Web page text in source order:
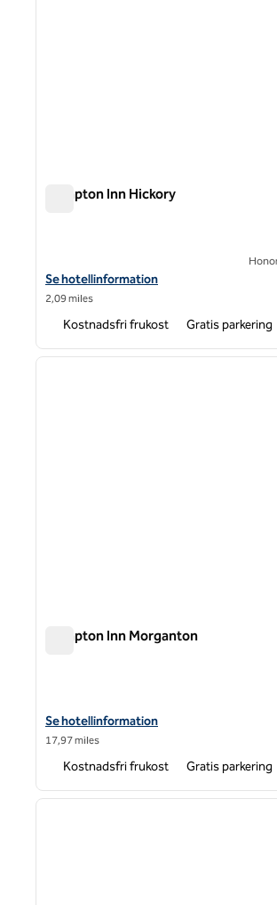
Hampton Inn Hickory
Visa hotelldetaljer för Hampton Inn Hickory
Se hotellinformation
2,09 miles
Kostnadsfri frukost Gratis parkering
1 av 12
Hampton Inn Morganton
Visa hotelldetaljer för Hampton Inn
Se hotellinformation
17,97 miles
Kostnadsfri frukost Gratis parkering
1 av 12